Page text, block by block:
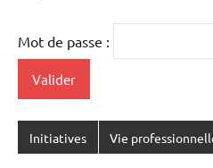
Mot de passe :
Initiatives Vie